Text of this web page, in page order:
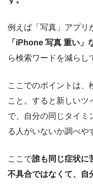
例えば「写真」アプリ
「iPhone 写真 重い」
ら検索ワードを減らし
ここでのポイントは、
こと。すると新しいツ
で、自分の同じタイミ
る人がいないか調べや
ここで誰も同じ症状に
不具合ではなくて、自